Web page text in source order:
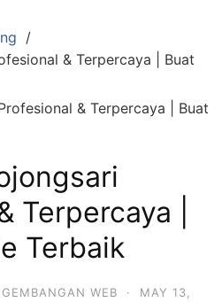
& Terpercaya | Buat
Terpercaya |
Terbaik
WEB ·
MAY 13,